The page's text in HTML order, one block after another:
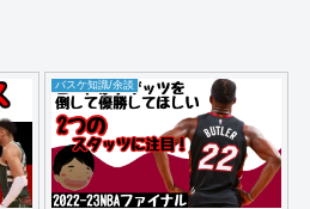
バスケ知識/余談